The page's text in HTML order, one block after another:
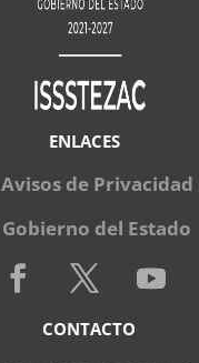
ENLACES
Avisos de Privacidad
Gobierno del Estado
CONTACTO